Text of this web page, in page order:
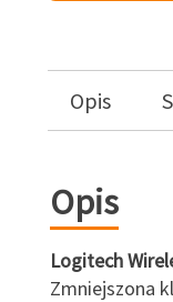
Opis
Opis
Logitech
Zmniejszona